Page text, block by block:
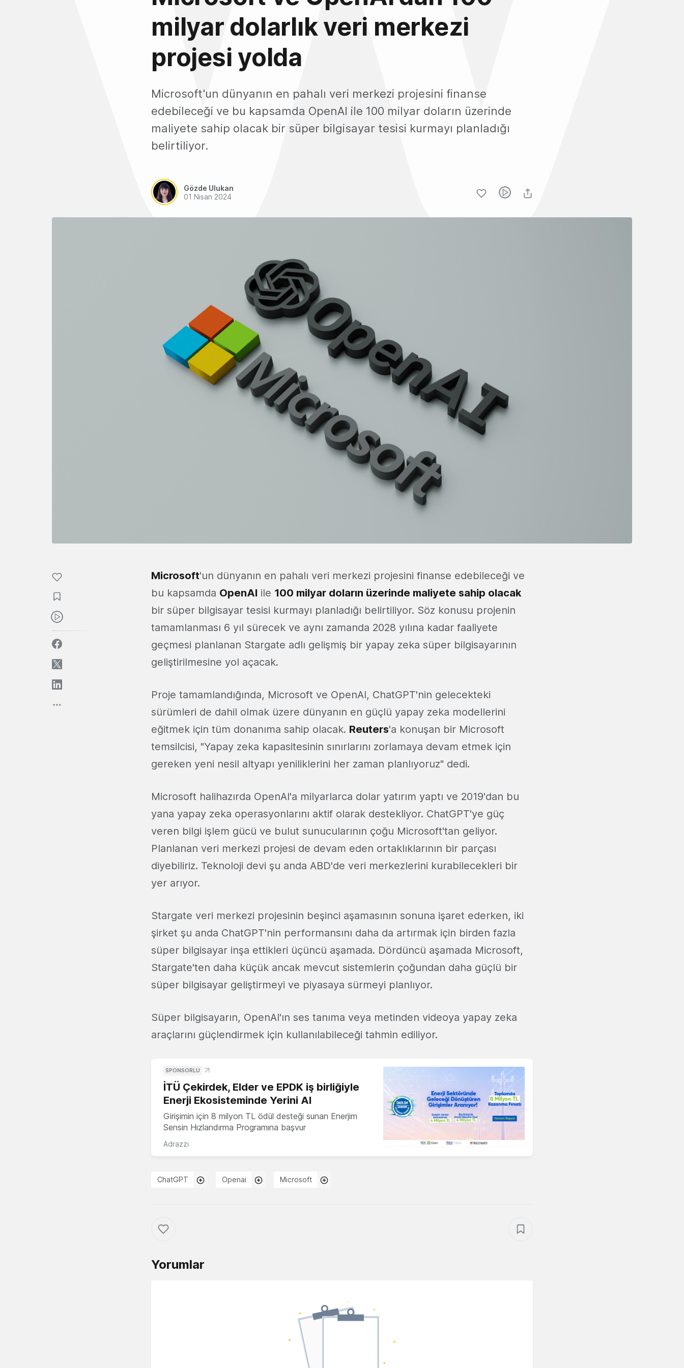
milyar dolarlık veri merkezi
projesi yolda
Microsoft'un dünyanın en pahalı veri merkezi projesini finanse
edebileceği ve bu kapsamda OpenAI ile 100 milyar doların üzerinde
maliyete sahip olacak bir süper bilgisayar tesisi kurmayı planladığı
belirtiliyor.
Gözde Ulukan
01 Nisan 2024
Microsoft'un dünyanın en pahalı veri merkezi projesini finanse edebileceği ve
bu kapsamda OpenAI ile 100 milyar doların üzerinde maliyete sahip olacak
bir süper bilgisayar tesisi kurmayı planladığı belirtiliyor. Söz konusu projenin
tamamlanması 6 yıl sürecek ve aynı zamanda 2028 yılına kadar faaliyete
geçmesi planlanan Stargate adlı gelişmiş bir yapay zeka süper bilgisayarının
geliştirilmesine yol açacak.
Proje tamamlandığında, Microsoft ve OpenAI, ChatGPT'nin gelecekteki
sürümleri de dahil olmak üzere dünyanın en güçlü yapay zeka modellerini
eğitmek için tüm donanıma sahip olacak. Reuters'a konuşan bir Microsoft
temsilcisi, "Yapay zeka kapasitesinin sınırlarını zorlamaya devam etmek için
gereken yeni nesil altyapı yeniliklerini her zaman planlıyoruz" dedi.
Microsoft halihazırda OpenAI'a milyarlarca dolar yatırım yaptı ve 2019'dan bu
yana yapay zeka operasyonlarını aktif olarak destekliyor. ChatGPT'ye güç
veren bilgi işlem gücü ve bulut sunucularının çoğu Microsoft'tan geliyor.
Planlanan veri merkezi projesi de devam eden ortaklıklarının bir parçası
diyebiliriz. Teknoloji devi şu anda ABD'de veri merkezlerini kurabilecekleri bir
yer arıyor.
Stargate veri merkezi projesinin beşinci aşamasının sonuna işaret ederken, iki
şirket şu anda ChatGPT'nin performansını daha da artırmak için birden fazla
süper bilgisayar inşa ettikleri üçüncü aşamada. Dördüncü aşamada Microsoft,
Stargate'ten daha küçük ancak mevcut sistemlerin çoğundan daha güçlü bir
süper bilgisayar geliştirmeyi ve piyasaya sürmeyi planlıyor.
Süper bilgisayarın, OpenAI'ın ses tanıma veya metinden videoya yapay zeka
araçlarını güçlendirmek için kullanılabileceği tahmin ediliyor.
SPONSORLU
İTÜ Çekirdek, Elder ve EPDK iş birliğiyle
Enerji Ekosisteminde Yerini Al
Girişimin için 8 milyon TL ödül desteği sunan Enerjim
Sensin Hızlandırma Programına başvur
Adrazzi
ChatGPT Openai Microsoft
Yorumlar